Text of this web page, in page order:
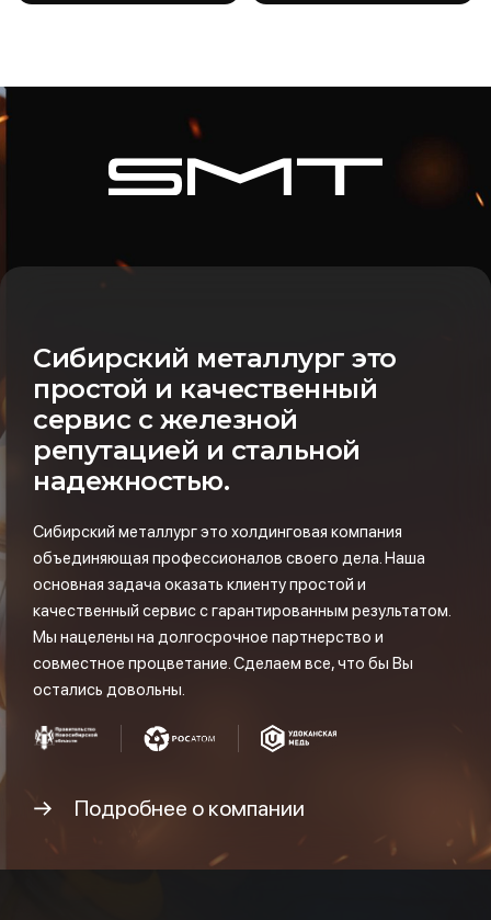
Сибирский металлург это
простой и качественный
сервис с железной
репутацией и стальной
надежностью.
Сибирский металлург это холдинговая компания
объединяющая профессионалов своего дела. Наша
основная задача оказать клиенту простой и
качественный сервис с гарантированным результатом.
Мы нацелены на долгосрочное партнерство и
совместное процветание. Сделаем все, что бы Вы
остались довольны.
Подробнее о компании